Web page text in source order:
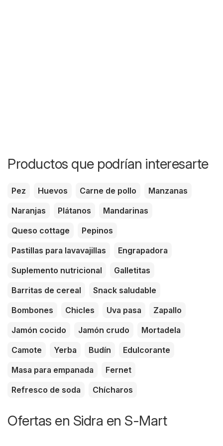
Productos que podrían interesarte
Pez Huevos Carne de pollo
Manzanas
Naranjas
Plátanos
Mandarinas
Queso cottage
Pepinos
Pastillas para lavavajillas
Engrapadora
Suplemento nutricional
Galletitas
Barritas de cereal
Snack saludable
Bombones
Chicles Uva pasa
Zapallo
Jamón cocido
Jamón crudo
Mortadela
Camote
Yerba Budín
Edulcorante
Masa para empanada
Fernet
Refresco de soda
Chícharos
Ofertas en Sidra en S-Mart